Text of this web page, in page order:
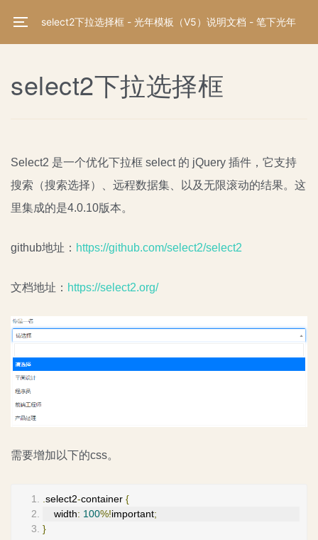
select2下拉选择框 - 光年模板（V5）说明文档 - 笔下光年
select2下拉选择框
Select2 是一个优化下拉框 select 的 jQuery 插件，它支持
搜索（搜索选择）、远程数据集、以及无限滚动的结果。这
里集成的是4.0.10版本。
github地址： https://github.com/select2/select2
文档地址： https://select2.org/
需要增加以下的css。
.select2-container {
    width
: 100%!important;
}